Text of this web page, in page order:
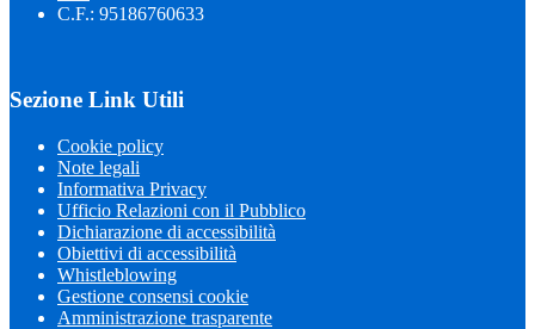
C.F.: 95186760633
Sezione Link Utili
Cookie policy
Note legali
Informativa Privacy
Ufficio Relazioni con il Pubblico
Dichiarazione di accessibilità
Obiettivi di accessibilità
Whistleblowing
Gestione consensi cookie
Amministrazione trasparente